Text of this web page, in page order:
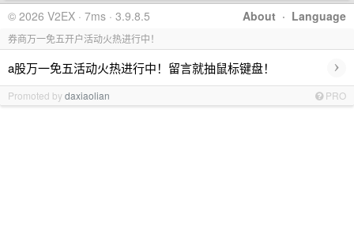
About · Language
© 2026 V2EX · 7ms · 3.9.8.5
券商万一免五开户活动火热进行中！
a股万一免五活动火热进行中！留言就抽鼠标键盘！ ›
Promoted bydaxiaolian PRO